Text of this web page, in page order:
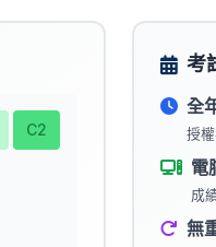
C2
考
全
授
電
成
無